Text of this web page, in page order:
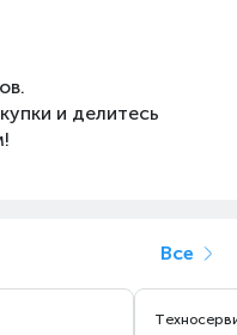
и делитесь
Все